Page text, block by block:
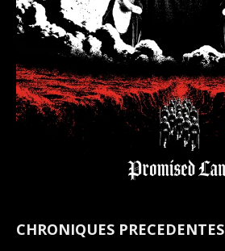
CHRONIQUES PRECEDENTES